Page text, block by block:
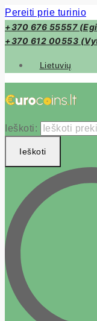
Pereiti prie turinio
+370 676 55557
+370 612 00553
Lietuvių
Ieškoti:
Ieškoti